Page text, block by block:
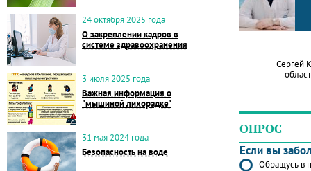
24 октября 2025 года
О закреплении кадров в
системе здравоохранения
3 июля 2025 года
Важная информация о
"мышиной лихорадке"
31 мая 2024 года
Безопасность на воде
Сергей
ОПРОС
Если вы
Обращусь в